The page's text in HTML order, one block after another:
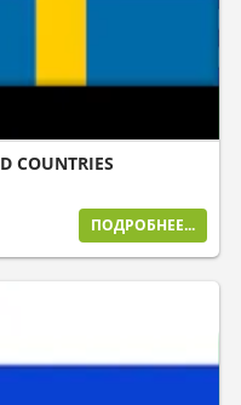
COUNTRIES
ПОДРОБНЕЕ...